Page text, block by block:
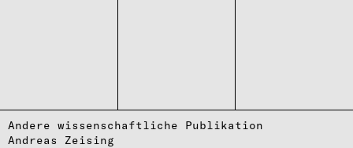
Andere wissenschaftliche Publikation
Andreas Zeising